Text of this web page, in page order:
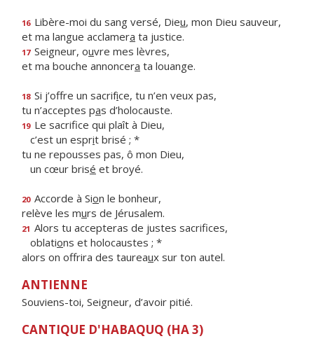
16 Libère-moi du sang versé, Dieu, mon Dieu sauveur,
et ma langue acclamera ta justice.
17 Seigneur, ouvre mes lèvres,
et ma bouche annoncera ta louange.
18 Si j’offre un sacrifice, tu n’en veux pas,
tu n’acceptes pas d’holocauste.
19 Le sacrifice qui plaît à Dieu,
c’est un esprit brisé ; *
tu ne repousses pas, ô mon Dieu,
un cœur brisé et broyé.
20 Accorde à Sion le bonheur,
relève les murs de Jérusalem.
21 Alors tu accepteras de justes sacrifices,
oblations et holocaustes ; *
alors on offrira des taureaux sur ton autel.
ANTIENNE
Souviens-toi, Seigneur, d’avoir pitié.
CANTIQUE D'HABAQUQ (HA 3)